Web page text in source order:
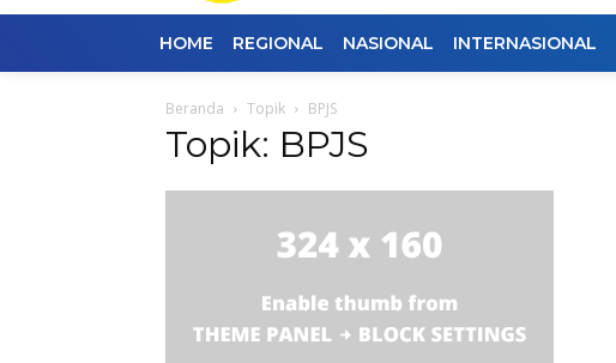
HOME REGIONAL NASIONAL INTERNASIONAL
Beranda Topik BPJS
Topik: BPJS